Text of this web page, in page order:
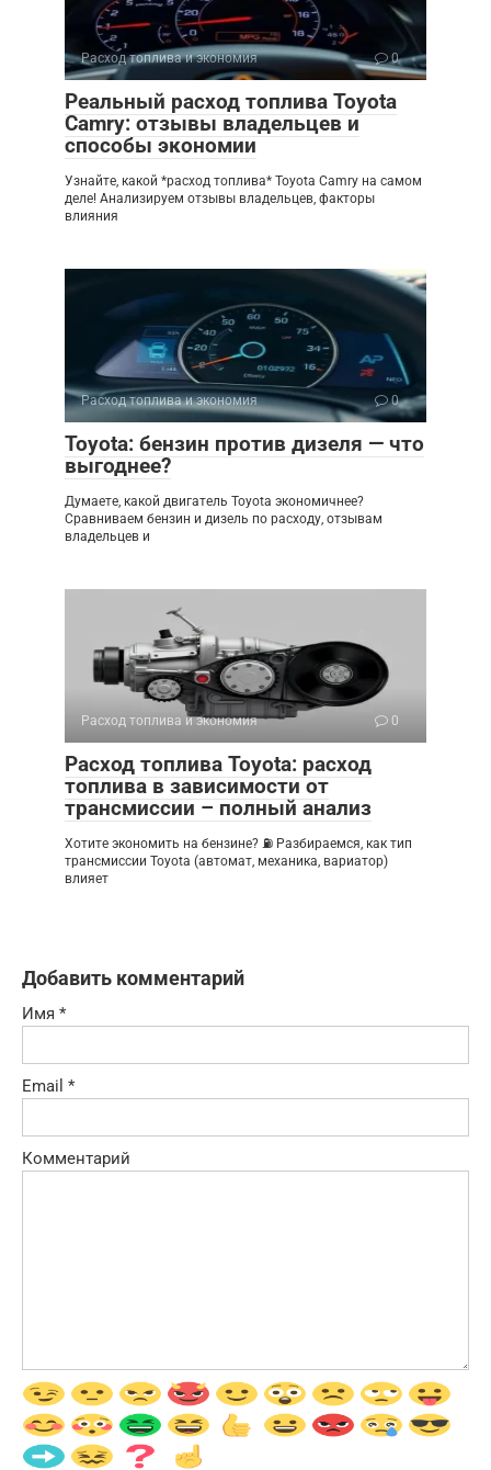
Расход топлива и экономия 0
Реальный расход топлива Toyota
Camry: отзывы владельцев и
способы экономии
Узнайте, какой *расход топлива* Toyota Camry на самом
деле! Анализируем отзывы владельцев, факторы
влияния
Расход топлива и экономия 0
Toyota: бензин против дизеля — что
выгоднее?
Думаете, какой двигатель Toyota экономичнее?
Сравниваем бензин и дизель по расходу, отзывам
владельцев и
Расход топлива и экономия 0
Расход топлива Toyota: расход
топлива в зависимости от
трансмиссии – полный анализ
Хотите экономить на бензине? ⛽ Разбираемся, как тип
трансмиссии Toyota (автомат, механика, вариатор)
влияет
Добавить комментарий
Имя *
Email *
Комментарий